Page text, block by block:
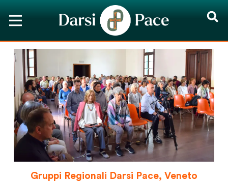
Gruppi Regionali Darsi Pace, Veneto